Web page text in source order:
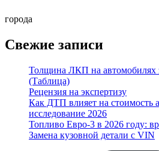
города
Свежие записи
Толщина ЛКП на автомобилях
(Таблица)
Рецензия на экспертизу
Как ДТП влияет на стоимость
исследование 2026
Топливо Евро-3 в 2026 году:
Замена кузовной детали с VIN